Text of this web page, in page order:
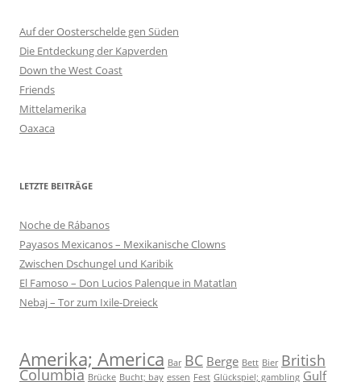
Auf der Oosterschelde gen Süden
Die Entdeckung der Kapverden
Down the West Coast
Friends
Mittelamerika
Oaxaca
LETZTE BEITRÄGE
Noche de Rábanos
Payasos Mexicanos – Mexikanische Clowns
Zwischen Dschungel und Karibik
El Famoso – Don Lucios Palenque in Matatlan
Nebaj – Tor zum Ixile-Dreieck
Amerika; America Bar BC Berge Bett Bier British
Columbia Brücke Bucht; bay essen Fest Glückspiel; gambling Gulf